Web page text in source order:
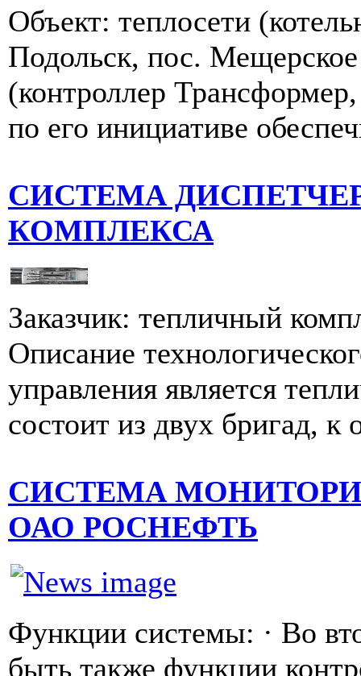
Объект: теплосети
Подольск, пос.
(контроллер
по его инициативе
СИСТЕМА
КОМПЛЕКСА
Заказчик: тепличный
Описание
управления является
состоит из двух бригад, к
СИСТЕМА
ОАО РОСНЕФТЬ
Функции системы: · Во
быть также функции